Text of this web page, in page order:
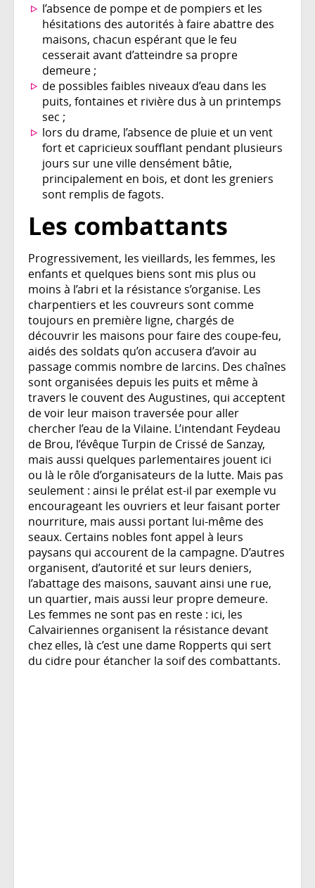
l’absence de pompe et de pompiers et les
hésitations des autorités à faire abattre des
maisons, chacun espérant que le feu
cesserait avant d’atteindre sa propre
demeure ;
de possibles faibles niveaux d’eau dans les
puits, fontaines et rivière dus à un printemps
sec ;
lors du drame, l’absence de pluie et un vent
fort et capricieux soufflant pendant plusieurs
jours sur une ville densément bâtie,
principalement en bois, et dont les greniers
sont remplis de fagots.
Les combattants
Progressivement, les vieillards, les femmes, les
enfants et quelques biens sont mis plus ou
moins à l’abri et la résistance s’organise. Les
charpentiers et les couvreurs sont comme
toujours en première ligne, chargés de
découvrir les maisons pour faire des coupe-feu,
aidés des soldats qu’on accusera d’avoir au
passage commis nombre de larcins. Des chaînes
sont organisées depuis les puits et même à
travers le couvent des Augustines, qui acceptent
de voir leur maison traversée pour aller
chercher l’eau de la Vilaine. L’intendant Feydeau
de Brou, l’évêque Turpin de Crissé de Sanzay,
mais aussi quelques parlementaires jouent ici
ou là le rôle d’organisateurs de la lutte. Mais pas
seulement : ainsi le prélat est-il par exemple vu
encourageant les ouvriers et leur faisant porter
nourriture, mais aussi portant lui-même des
seaux. Certains nobles font appel à leurs
paysans qui accourent de la campagne. D’autres
organisent, d’autorité et sur leurs deniers,
l’abattage des maisons, sauvant ainsi une rue,
un quartier, mais aussi leur propre demeure.
Les femmes ne sont pas en reste : ici, les
Calvairiennes organisent la résistance devant
chez elles, là c’est une dame Ropperts qui sert
du cidre pour étancher la soif des combattants.